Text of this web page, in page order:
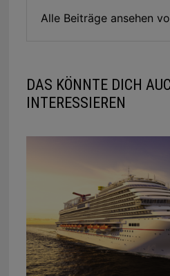
Alle Beiträge ansehen
DAS KÖNNTE DICH
INTERESSIEREN